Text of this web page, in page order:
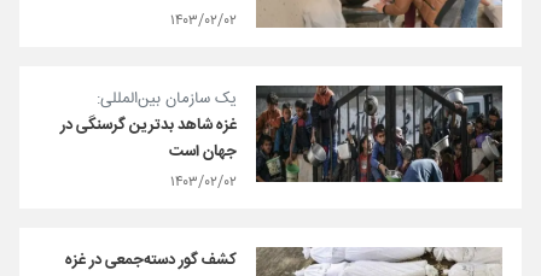
۱۴۰۳/۰۲/۰۲
یک سازمان بین‌المللی:
غزه شاهد بدترین گرسنگی در
جهان است
۱۴۰۳/۰۲/۰۲
کشف گور دسته‌جمعی در غزه